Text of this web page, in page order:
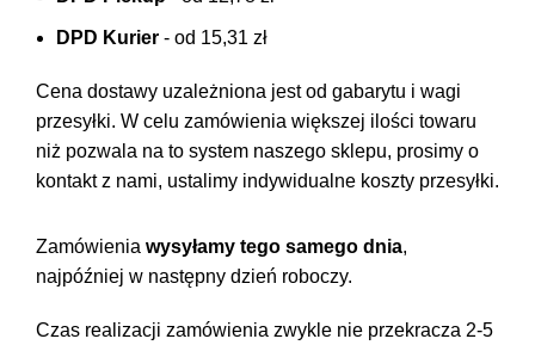
DPD Kurier - od 15,31 zł
Cena dostawy uzależniona jest od gabarytu i wagi
przesyłki. W celu zamówienia większej ilości towaru
niż pozwala na to system naszego sklepu, prosimy o
kontakt z nami, ustalimy indywidualne koszty przesyłki.
Zamówienia wysyłamy tego samego dnia,
najpóźniej w następny dzień roboczy.
Czas realizacji zamówienia zwykle nie przekracza 2-5